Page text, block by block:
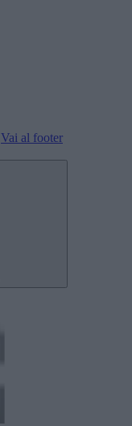
Vai al footer